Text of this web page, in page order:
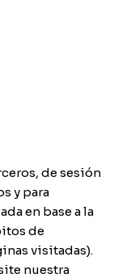
de sesión
y para
en base a la
de
visitadas).
nuestra